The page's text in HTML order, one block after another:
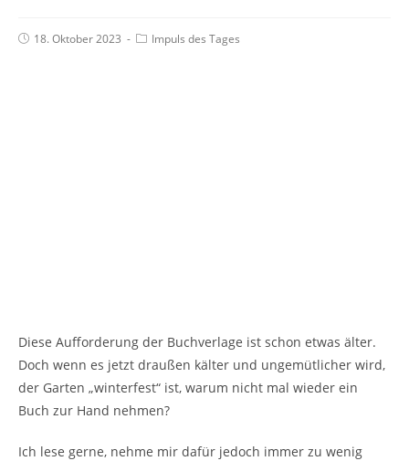
18. Oktober 2023 Impuls des Tages
Diese Aufforderung der Buchverlage ist schon etwas älter.
Doch wenn es jetzt draußen kälter und ungemütlicher wird,
der Garten „winterfest“ ist, warum nicht mal wieder ein
Buch zur Hand nehmen?
Ich lese gerne, nehme mir dafür jedoch immer zu wenig